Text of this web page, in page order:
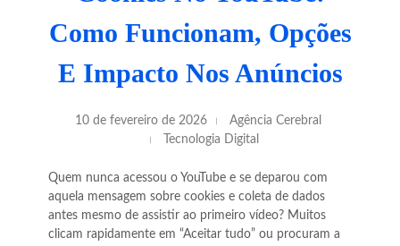
Como Funcionam, Opções
E Impacto Nos Anúncios
10 de fevereiro de 2026
Agência Cerebral
Tecnologia Digital
Quem nunca acessou o YouTube e se deparou com
aquela mensagem sobre cookies e coleta de dados
antes mesmo de assistir ao primeiro vídeo? Muitos
clicam rapidamente em “Aceitar tudo” ou procuram a